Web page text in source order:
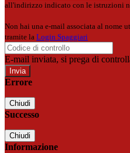
all'indirizzo indicato con le istruzioni
Non hai una e-mail associata al nome
tramite la Login Spaggiari
E-mail inviata, si prega di
Errore
Chiudi
Successo
Chiudi
Informazione